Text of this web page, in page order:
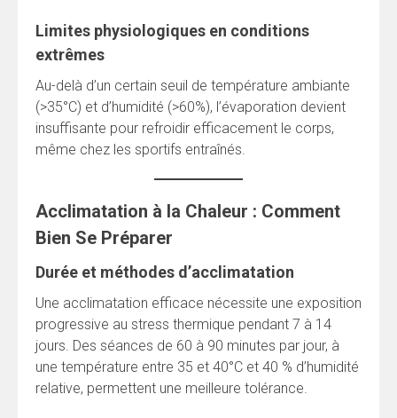
Limites physiologiques en conditions
extrêmes
Au-delà d’un certain seuil de température ambiante
(>35°C) et d’humidité (>60%), l’évaporation devient
insuffisante pour refroidir efficacement le corps,
même chez les sportifs entraînés.
Acclimatation à la Chaleur : Comment
Bien Se Préparer
Durée et méthodes d’acclimatation
Une acclimatation efficace nécessite une exposition
progressive au stress thermique pendant 7 à 14
jours. Des séances de 60 à 90 minutes par jour, à
une température entre 35 et 40°C et 40 % d’humidité
relative, permettent une meilleure tolérance.